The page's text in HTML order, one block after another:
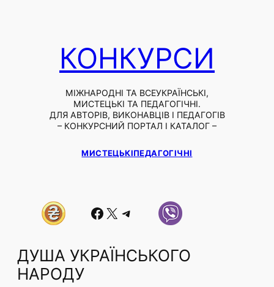
КОНКУРСИ
МІЖНАРОДНІ ТА ВСЕУКРАЇНСЬКІ,
МИСТЕЦЬКІ ТА ПЕДАГОГІЧНІ.
ДЛЯ АВТОРІВ, ВИКОНАВЦІВ І ПЕДАГОГІВ
– КОНКУРСНИЙ ПОРТАЛ І КАТАЛОГ –
МИСТЕЦЬКІПЕДАГОГІЧНІ
Facebook X Telegram
ДУША УКРАЇНСЬКОГО
НАРОДУ